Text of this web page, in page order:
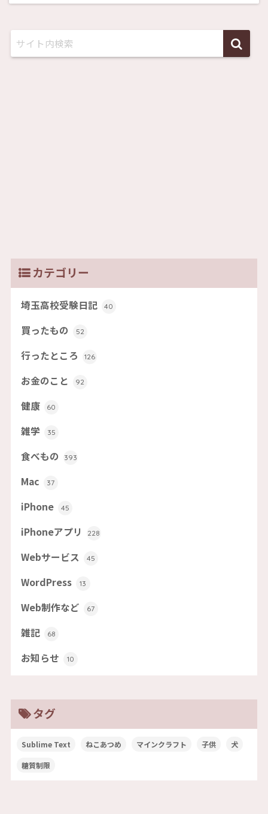
カテゴリー
埼玉高校受験日記 40
買ったもの 52
行ったところ 126
お金のこと 92
健康 60
雑学 35
食べもの 393
Mac 37
iPhone 45
iPhoneアプリ 228
Webサービス 45
WordPress 13
Web制作など 67
雑記 68
お知らせ 10
タグ
Sublime Text ねこあつめ マインクラフト 子供 犬
糖質制限